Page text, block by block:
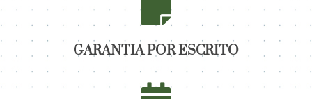
GARANTIA POR ESCRITO